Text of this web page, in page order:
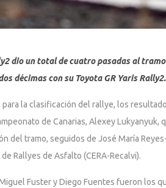
dio un total de cuatro pasadas al
décimas con su Toyota GR Yaris Rally2.
la clasificación del rallye, los
de Canarias, Alexey Lukyanyuk,
del tramo, seguidos de José María
Rallyes de Asfalto (CERA-Recalvi).
Fuster y Diego Fuentes fueron los